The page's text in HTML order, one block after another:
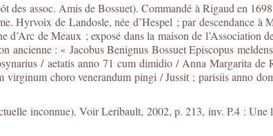
assoc. Amis de Bossuet). Commandé à Rigaud en
Hyrvoix de Landosle, née d’Hespel ; par descendance à
de Meaux ; exposé dans la maison de l’Association
ancienne : « Jacobus Benignus Bossuet Episcopus
/ aetatis anno 71 cum dimidio / Anna Margarita de
choro venerandum pingi / Jussit ; parisiis anno
inconnue). Voir Leribault, 2002, p. 213, inv. P.4 : Une